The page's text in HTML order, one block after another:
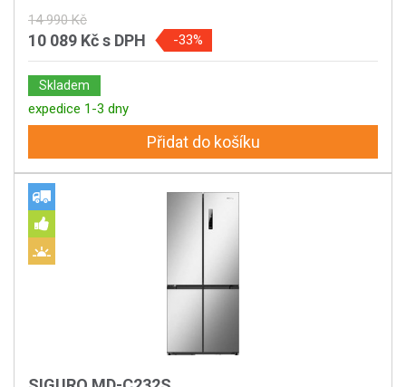
14 990 Kč
10 089 Kčs DPH -33%
Skladem
expedice 1-3 dny
Přidat do košíku